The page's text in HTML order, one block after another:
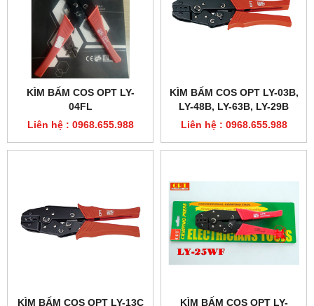
KÌM BẤM COS OPT LY-
04FL
Liên hệ : 0968.655.988
KÌM BẤM COS OPT LY-03B,
LY-48B, LY-63B, LY-29B
Liên hệ : 0968.655.988
KÌM BẤM COS OPT LY-13C
KÌM BẤM COS OPT LY-